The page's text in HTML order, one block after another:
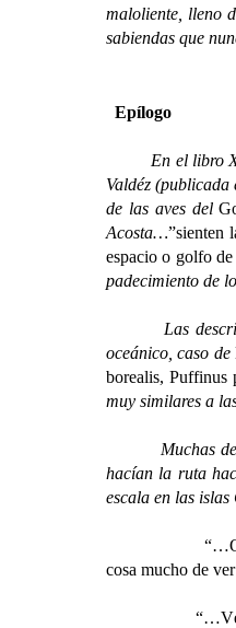
maloliente, lleno
sabiendas que
Epílogo
En el libro
Valdéz (publicada
de las aves del
Acosta…”sienten
espacio o golfo
padecimiento de
Las
oceánico, caso de
borealis, Puffinus
muy similares a
Muchas de
hacían la ruta
escala en las
“…Quando de
cosa mucho de